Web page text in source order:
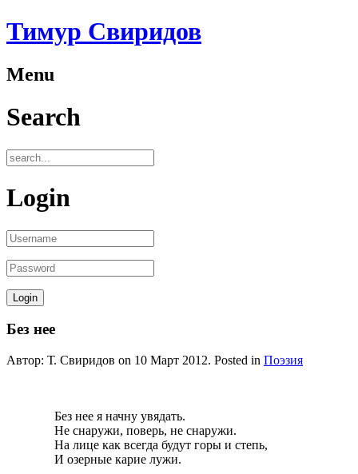
Тимур Свиридов
Menu
Search
Login
Без нее
Автор: Т. Свиридов on 10 Март 2012. Posted in Поэзия
Без нее я начну увядать.
Не снаружи, поверь, не снаружи.
На лице как всегда будут горы и степь,
И озерные карие лужи.